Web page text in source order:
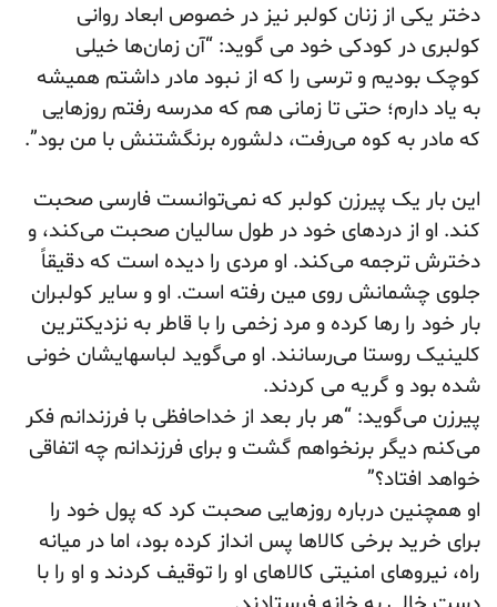
دختر یکی از زنان کولبر نیز در خصوص ابعاد روانی
کولبری در کودکی خود می گوید: “آن زمان‌ها خیلی
کوچک بودیم و ترسی را که از نبود مادر داشتم همیشه
به یاد دارم؛ حتی تا زمانی هم که مدرسه رفتم روزهایی
که مادر به کوه می‌رفت، دلشوره برنگشتنش با من بود”.
این بار یک پیرزن کولبر که نمی‌‌توانست فارسی صحبت
کند. او از دردهای خود در طول سالیان صحبت می‌کند، و
دخترش ترجمه می‌کند. او مردی را دیده است که دقیقاً
جلوی چشمانش روی مین رفته است. او و سایر کولبران
بار خود را رها کرده و مرد زخمی را با قاطر به نزدیکترین
کلینیک روستا می‌رسانند. او می‌گوید لباسهایشان خونی
شده بود و گریه می کردند.
پیرزن می‌گوید: “هر بار بعد از خداحافظی با فرزندانم فکر
می‌کنم دیگر برنخواهم گشت و برای فرزندانم چه اتفاقی
خواهد افتاد؟”
او همچنین درباره روزهایی صحبت کرد که پول خود را
برای خرید برخی کالاها پس انداز کرده بود، اما در میانه
راه، نیروهای امنیتی کالاهای او را توقیف کردند و او را با